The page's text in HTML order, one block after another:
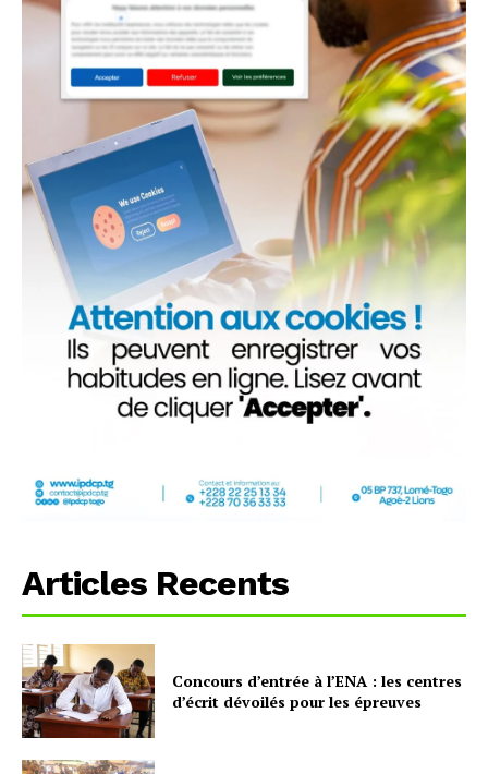
Articles Recents
Concours d’entrée à l’ENA : les centres
d’écrit dévoilés pour les épreuves